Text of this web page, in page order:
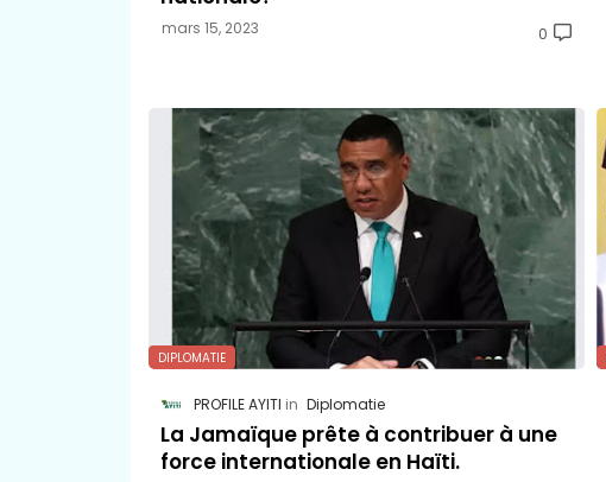
mars 15, 2023 0
DIPLOMATIE
PROFILE AYITI Diplomatie
La Jamaïque prête à contribuer à une
force internationale en Haïti.